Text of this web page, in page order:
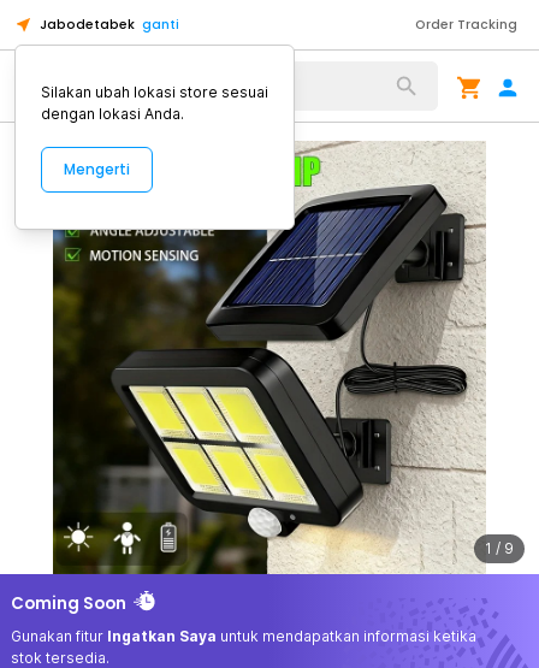
Jabodetabek ganti Order Tracking
Alat Kopi
1 / 9
Coming Soon
Gunakan fitur Ingatkan Saya untuk mendapatkan informasi ketika
stok tersedia.
Silakan ubah lokasi store sesuai
dengan lokasi Anda.
Mengerti